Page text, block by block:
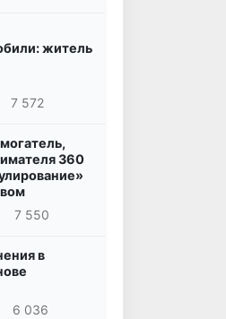
житель
7 572
360
7 550
в
6 036